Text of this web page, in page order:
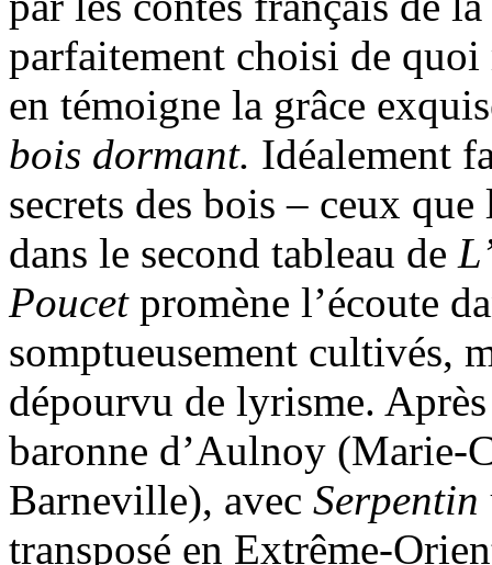
parfaitement choisi de quoi
en témoigne la grâce
bois dormant. Idéalement
secrets des bois – ceux
dans le second tableau de
Poucetpromène l’écoute
somptueusement cultivés,
dépourvu de lyrisme.
baronne d’Aulnoy (Marie-
Barneville), avec Serpentin
transposé en Extrême-